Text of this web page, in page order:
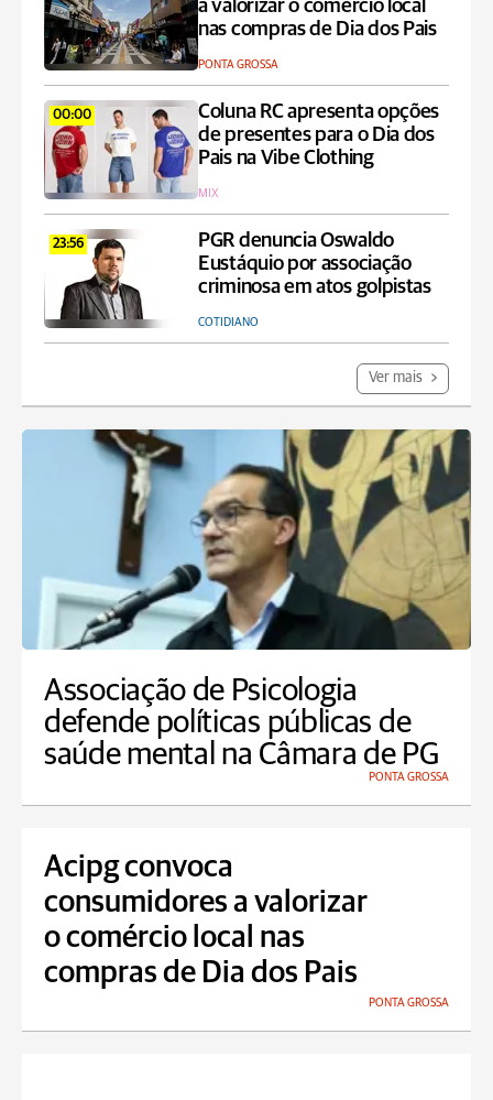
a valorizar o comércio local
nas compras de Dia dos Pais
PONTA GROSSA
00:00
Coluna RC apresenta opções
de presentes para o Dia dos
Pais na Vibe Clothing
MIX
23:56
PGR denuncia Oswaldo
Eustáquio por associação
criminosa em atos golpistas
COTIDIANO
Ver mais
Associação de Psicologia
defende políticas públicas de
saúde mental na Câmara de PG
PONTA GROSSA
Acipg convoca
consumidores a valorizar
o comércio local nas
compras de Dia dos Pais
PONTA GROSSA